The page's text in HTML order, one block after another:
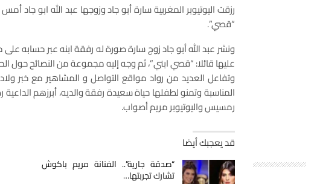
رزقت اليوتيوبر المغربية سارة أبو جاد وزوجها عبد الله ابو جاد
“قصي”.
ونشر عبد الله أبو جاد زوج سارة صورة له رفقة ابنه عبر حسابه
عليها قائلا: “قصي ابني”، ثم وجه إليه مجموعة من النصائح حول
وتفاعل العديد من رواد مواقع التواصل و المشاهير مع خبر ولادة
المناسبة وتمنو لطفلها حياة سعيدة رفقة والديه، أبرزهم
رمسيس واليوتيوبر مريم أصواب.
قد يعجبك أيضا
“صدقة جارية”.. الفنانة مريم باكوش
تشارك تجربتها…